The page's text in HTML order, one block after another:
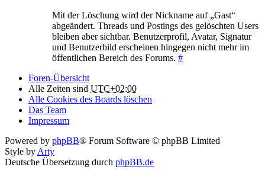
Mit der Löschung wird der Nickname auf „Gast“
abgeändert. Threads und Postings des gelöschten Users
bleiben aber sichtbar. Benutzerprofil, Avatar, Signatur
und Benutzerbild erscheinen hingegen nicht mehr im
öffentlichen Bereich des Forums. #
Foren-Übersicht
Alle Zeiten sind UTC+02:00
Alle Cookies des Boards löschen
Das Team
Impressum
Powered by phpBB® Forum Software © phpBB Limited
Style by Arty
Deutsche Übersetzung durch phpBB.de